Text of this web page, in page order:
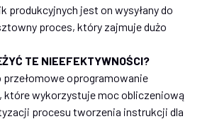
produkcyjnych jest on wysyłany do
proces, który zajmuje dużo
TE NIEEFEKTYWNOŚCI?
przełomowe oprogramowanie
które wykorzystuje moc obliczeniową
procesu tworzenia instrukcji dla